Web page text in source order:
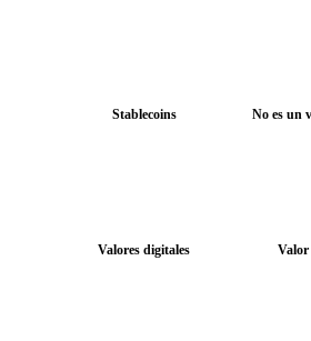
Stablecoins No es un
Valores digitales Valor